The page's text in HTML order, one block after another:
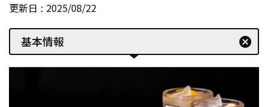
更新日 2025/08/22
基本情報 cancel